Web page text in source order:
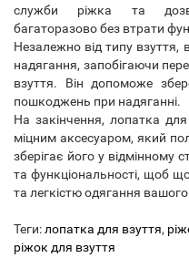
служби ріжка та
багаторазово без втрати
Незалежно від типу
надягання, запобігаючи
взуття. Він допоможе
пошкоджень при надяганні.
На закінчення, лопатка
міцним аксесуаром, який
зберігає його у відмінному
та функціональності, щоб
та легкістю одягання
Теги:лопатка для взуття,
ріжок для взуття